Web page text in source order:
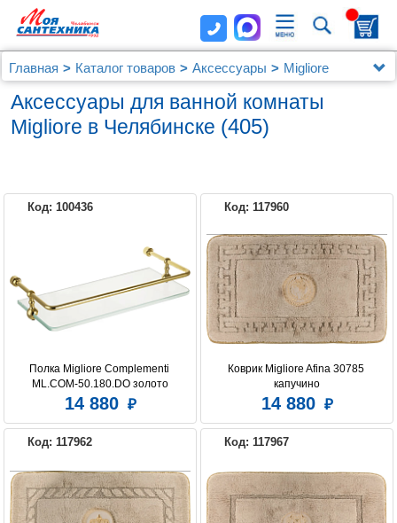
Главная Каталог товаров Аксессуары Migliore
Аксессуары для ванной комнаты
Migliore в Челябинске (405)
Код: 100436
Полка Migliore Complementi
ML.COM-50.180.DO золото
14 880
Код: 117960
Коврик Migliore Afina 30785
капучино
14 880
Код: 117962 Код: 117967